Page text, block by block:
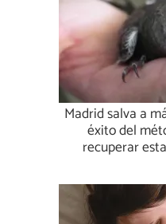
Madrid salva a
éxito del
recuperar